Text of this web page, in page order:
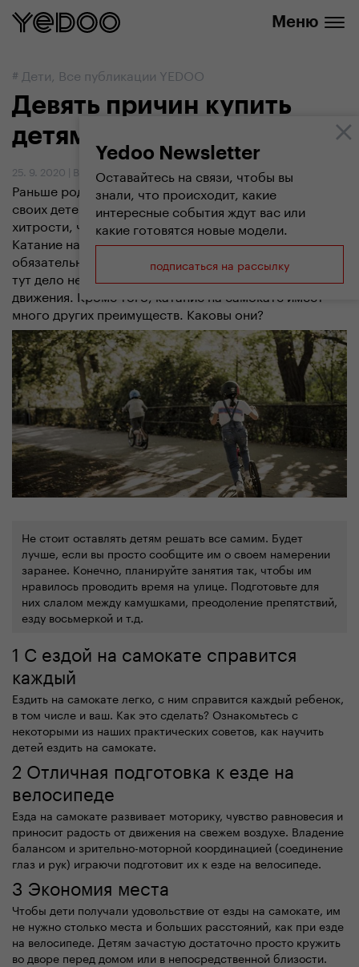
Меню
Yedoo Newsletter
Оставайтесь на связи, чтобы вы
знали, что происходит, какие
интересные события ждут вас или
какие готовятся новые модели.
подписаться на рассылку
# Дети, Все публикации YEDOO
Девять причин купить
детям самокат
25. 9. 2020 | Вендула Кошикова
Раньше родители придумывали, как вовремя загнать
своих детей домой, сегодня они выдумывают разные
хитрости, чтобы выманить детей на свежий воздух.
Катание на самокате - одно из занятий, которое
обязательно стоит попробовать. Детям нравится, что
тут дело не в результате, а в самой радости
движения. Кроме того, катание на самокате имеет
много других преимуществ. Каковы они?
Не стоит оставлять детям решать все самим. Будет
лучше, если вы просто сообщите им о своем намерении
заранее. Конечно, планируйте занятия так, чтобы им
нравилось проводить время на улице. Подготовьте для
них слалом между камушками, преодоление препятствий,
езду восьмеркой и т.д.
1 С ездой на самокате справится
каждый
Ездить на самокате легко, с ним справится каждый ребенок,
в том числе и ваш. Как это сделать? Ознакомьтесь с
некоторыми из наших практических советов, как научить
детей ездить на самокате.
2 Отличная подготовка к езде на
велосипеде
Езда на самокате развивает моторику, чувство равновесия и
приносит радость от движения на свежем воздухе. Владение
балансом и зрительно-моторной координацией (соединение
глаз и рук) играючи подготовит их к езде на велосипеде.
3 Экономия места
Чтобы дети получали удовольствие от езды на самокате, им
не нужно столько места и больших расстояний, как при езде
на велосипеде. Детям зачастую достаточно просто кружить
во дворе перед домом или в непосредственной близости.